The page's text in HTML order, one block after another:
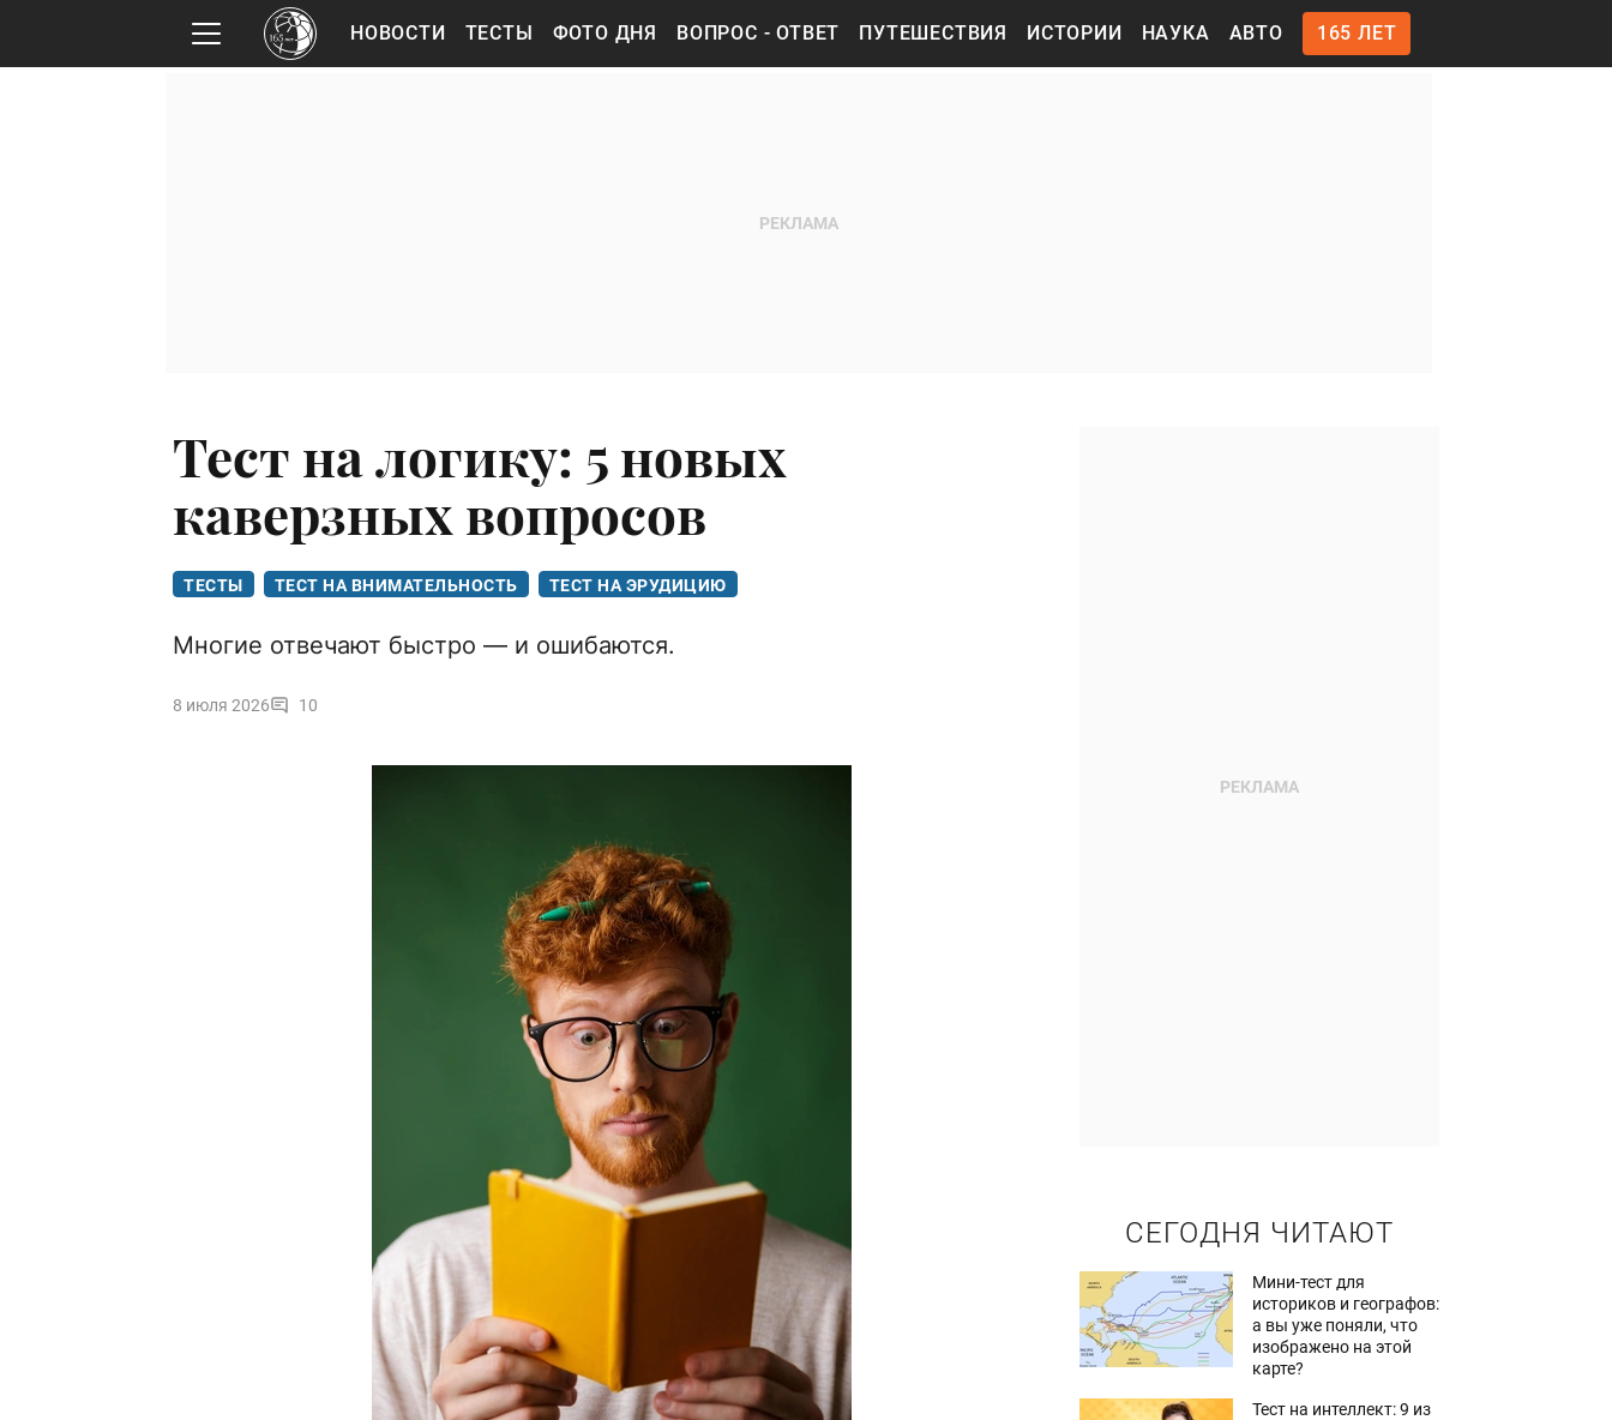
НОВОСТИ ТЕСТЫ ФОТО ДНЯ ВОПРОС - ОТВЕТ ПУТЕШЕСТВИЯ ИСТОРИИ НАУКА АВТО 165 ЛЕТ
Тест на логику: 5 новых
каверзных вопросов
ТЕСТЫ ТЕСТ НА ВНИМАТЕЛЬНОСТЬ ТЕСТ НА ЭРУДИЦИЮ
Многие отвечают быстро — и ошибаются.
8 июля 2026 10
СЕГОДНЯ ЧИТАЮТ
Мини-тест для
историков и географов:
а вы уже поняли, что
изображено на этой
карте?
Тест на интеллект: 9 из